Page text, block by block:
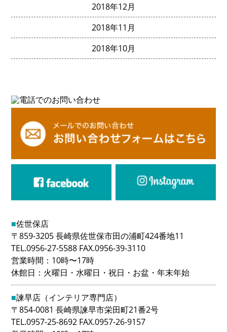
2018年12月
2018年11月
2018年10月
■佐世保店
〒859-3205 長崎県佐世保市田の浦町424番地11
TEL.0956-27-5588 FAX.0956-39-3110
営業時間：10時〜17時
休館日：火曜日・水曜日・祝日・お盆・年末年始
■諫早店（インテリア専門店）
〒854-0081 長崎県諫早市栄田町21番2号
TEL.0957-25-8692 FAX.0957-26-9157